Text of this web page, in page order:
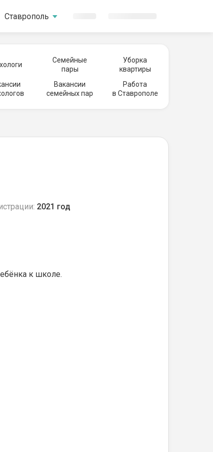
Ставрополь
Семейные
пары
Уборка
квартиры
Вакансии
семейных пар
Работа
в Ставрополе
2021 год
к школе.